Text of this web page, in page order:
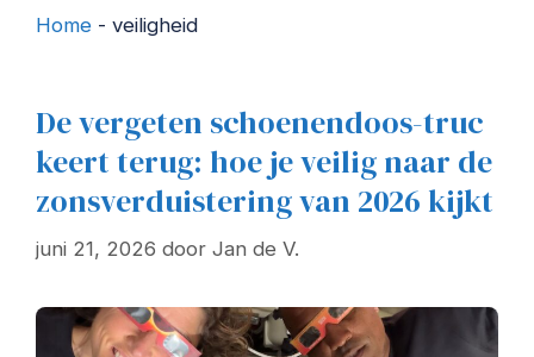
Home - veiligheid
De vergeten schoenendoos-truc
keert terug: hoe je veilig naar de
zonsverduistering van 2026 kijkt
juni 21, 2026 door Jan de V.